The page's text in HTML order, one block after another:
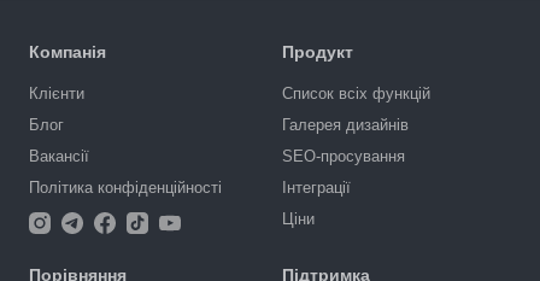
Компанія
Клієнти
Блог
Вакансії
Політика конфіденційності
Продукт
Список всіх функцій
Галерея дизайнів
SEO-просування
Інтеграції
Ціни
Порівняння Підтримка